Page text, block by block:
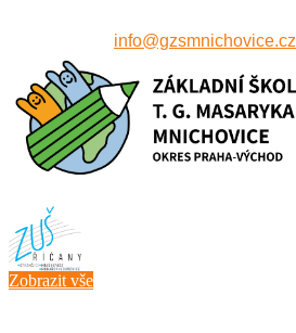
info@gzsmnichovice.cz
Zobrazit vše